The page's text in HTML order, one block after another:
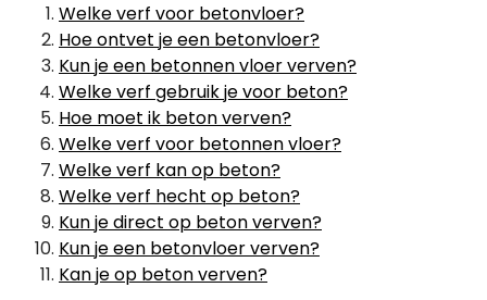
Welke verf voor betonvloer?
Hoe ontvet je een betonvloer?
Kun je een betonnen vloer verven?
Welke verf gebruik je voor beton?
Hoe moet ik beton verven?
Welke verf voor betonnen vloer?
Welke verf kan op beton?
Welke verf hecht op beton?
Kun je direct op beton verven?
Kun je een betonvloer verven?
Kan je op beton verven?